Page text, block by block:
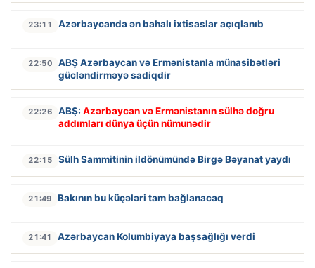
23:11 Azərbaycanda ən bahalı ixtisaslar açıqlanıb
22:50
ABŞ Azərbaycan və Ermənistanla münasibətləri
gücləndirməyə sadiqdir
22:26 ABŞ: Azərbaycan və Ermənistanın sülhə doğru
addımları dünya üçün nümunədir
22:15 Sülh Sammitinin ildönümündə Birgə Bəyanat yaydı
21:49 Bakının bu küçələri tam bağlanacaq
21:41 Azərbaycan Kolumbiyaya başsağlığı verdi